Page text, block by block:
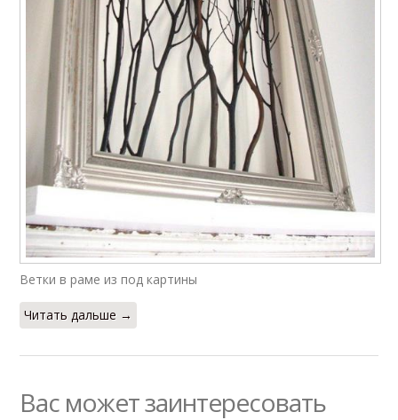
Ветки в раме из под картины
Читать дальше →
Вас может заинтересовать